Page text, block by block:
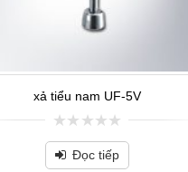
xả tiểu nam UF-5V
0
out
of
Đọc tiếp